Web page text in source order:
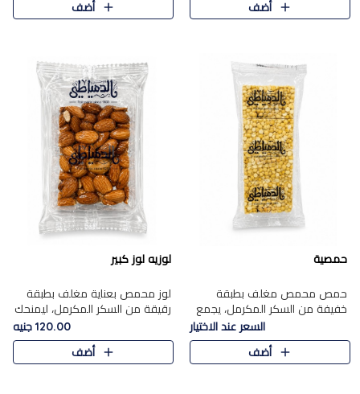
المولد عبر الأجيال.أضف
حلوى شرقية أنيقه بطابع مميز.
أضف
حمصية
حمص محمص مغلف بطبقة
خفيفة من السكر المكرمل، يجمع
بين القرمشة المميزة والطعم
الشرقي الأصيل في واحدة من أشهر
حلويات الموسم.
السعر عند الاختيار
أضف
لوزيه لوز كبير
لوز محمص بعناية مغلف بطبقة
رقيقة من السكر المكرمل، ليمنحك
قرمشة راقية ونكهة غنية تبرز
فخامة اللوز في كل قطعة.
120.00 جنيه
أضف